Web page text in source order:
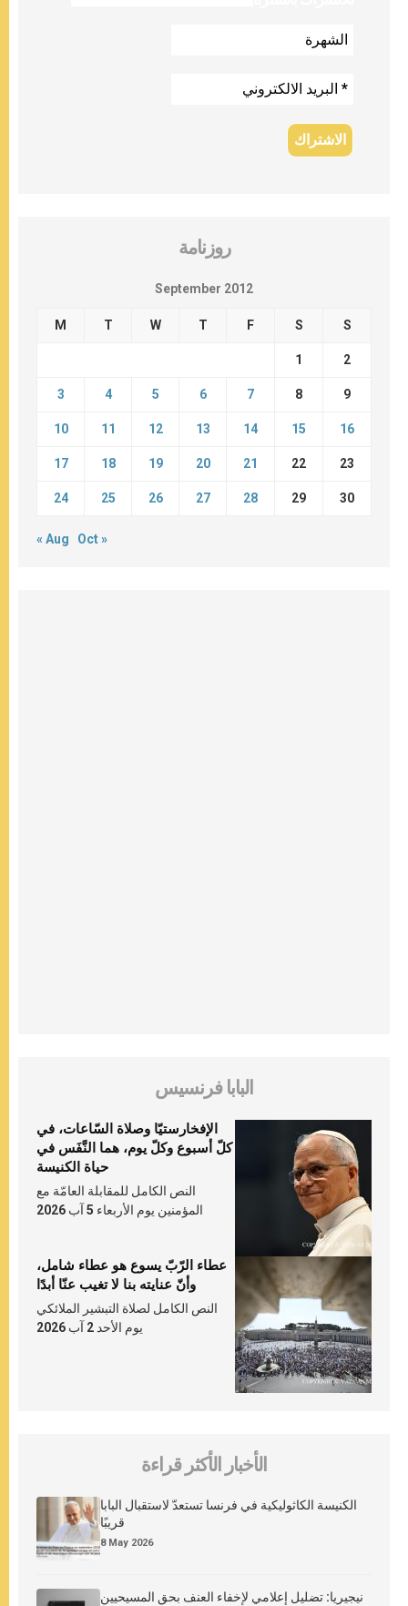
روزنامة
September 2012
M T W T F S S
1 2
3 4 5 6 7 8 9
10 11 12 13 14 15 16
17 18 19 20 21 22 23
24 25 26 27 28 29 30
« Aug Oct »
البابا فرنسيس
الإفخارستيّا وصلاة السّاعات، في
كلّ أسبوع وكلّ يوم، هما النَّفَس في
حياة الكنيسة
النص الكامل للمقابلة العامّة مع
المؤمنين يوم الأربعاء 5 آب 2026
عطاء الرّبّ يسوع هو عطاء شامل،
وأنّ عنايته بنا لا تغيب عنّا أبدًا
النص الكامل لصلاة التبشير الملائكي
يوم الأحد 2 آب 2026
الأخبار الأكثر قراءة
الكنيسة الكاثوليكية في فرنسا تستعدّ لاستقبال البابا
قريبًا
8 May 2026
نيجيريا: تضليل إعلامي لإخفاء العنف بحق المسيحيين